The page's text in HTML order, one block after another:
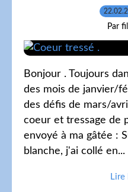
Par
Bonjour . Toujours
des mois de janvier/
des défis de mars/
coeur et tressage de
envoyé à ma gâtée :
blanche, j'ai collé en...
Lire